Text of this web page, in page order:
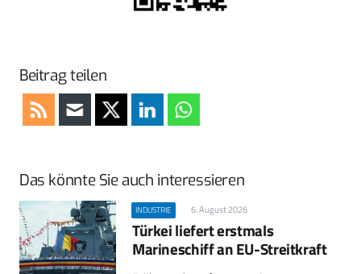
Beitrag teilen
Das könnte Sie auch interessieren
INDUSTRIE 6. August 2026
Türkei liefert erstmals
Marineschiff an EU-Streitkraft